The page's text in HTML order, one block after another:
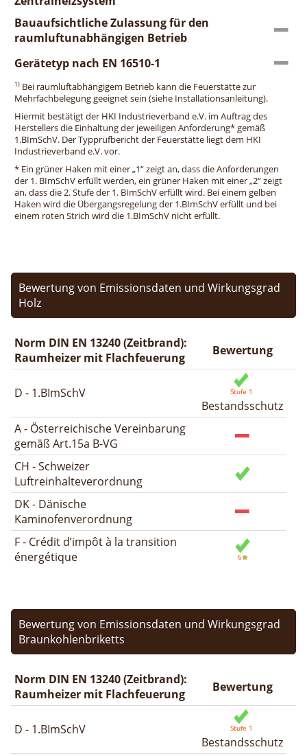
Bauaufsichtliche Zulassung für den
raumluftunabhängigen Betrieb
Gerätetyp nach EN 16510-1
1) Bei raumluftabhängigem Betrieb kann die Feuerstätte zur
Mehrfachbelegung geeignet sein (siehe Installationsanleitung).
Hiermit bestätigt der HKI Industrieverband e.V. im Auftrag des
Herstellers die Einhaltung der jeweiligen Anforderung* gemäß
1.BImSchV. Der Typprüfbericht der Feuerstätte liegt dem HKI
Industrieverband e.V. vor.
* Ein grüner Haken mit einer „1“ zeigt an, dass die Anforderungen
der 1. BImSchV erfüllt werden, ein grüner Haken mit einer „2“ zeigt
an, dass die 2. Stufe der 1. BImSchV erfüllt wird. Bei einem gelben
Haken wird die Übergangsregelung der 1.BImSchV erfüllt und bei
einem roten Strich wird die 1.BImSchV nicht erfüllt.
Bewertung von Emissionsdaten und Wirkungsgrad
Holz
Norm DIN EN 13240 (Zeitbrand):
Raumheizer mit Flachfeuerung
Bewertung
D - 1.BImSchV
Bestandsschutz
A - Österreichische Vereinbarung
gemäß Art.15a B-VG
CH - Schweizer
Luftreinhalteverordnung
DK - Dänische
Kaminofenverordnung
F - Crédit d’impôt à la transition
énergétique
Bewertung von Emissionsdaten und Wirkungsgrad
Braunkohlenbriketts
Norm DIN EN 13240 (Zeitbrand):
Raumheizer mit Flachfeuerung
Bewertung
D - 1.BImSchV
Bestandsschutz